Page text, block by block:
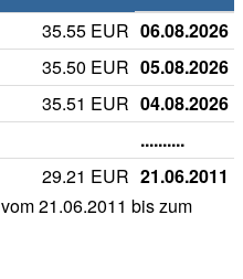
35.55 EUR 06.08.2026
35.50 EUR 05.08.2026
35.51 EUR 04.08.2026
..........
29.21 EUR 21.06.2011
vom 21.06.2011 bis zum